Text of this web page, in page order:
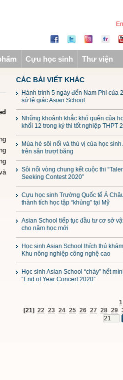
Cựu học sinh Thư viện
CÁC BÀI VIẾT KHÁC
Hành trình 5 ngày đến Nam Phi của
sứ tê giác Asian School
Những khoảnh khắc khó quên của
khối 12 trong kỳ thi tốt nghiệp THPT
Mùa hè sôi nổi và thú vị của học sinh
trên sân trượt băng
Sôi nổi vòng chung kết cuộc thi
Seeking Contest 2020”
Cựu học sinh Trường Quốc tế Á
thành tích học tập “khủng” tại Mỹ
Asian School tiếp tục đầu tư cơ sở
cho năm học mới
Học sinh Asian School thích thú
Khu nông nghiệp công nghệ cao
Học sinh Asian School “cháy” hết
“End of Year Concert 2020”
1
[21] 22 23 24 25 26 27 28 29